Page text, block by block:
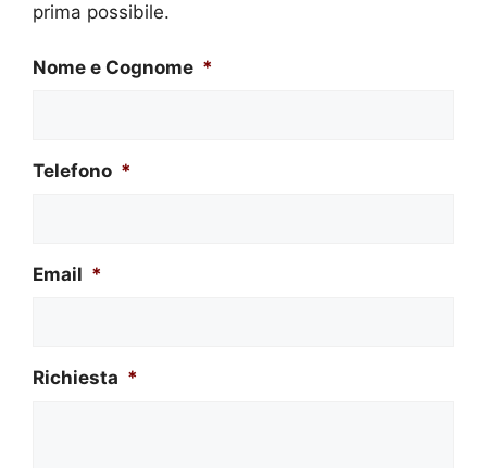
prima possibile.
Nome e Cognome *
Telefono *
Email *
Richiesta *